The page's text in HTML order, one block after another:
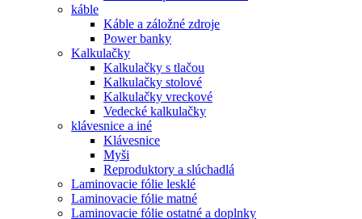
káble
Káble a záložné zdroje
Power banky
Kalkulačky
Kalkulačky s tlačou
Kalkulačky stolové
Kalkulačky vreckové
Vedecké kalkulačky
klávesnice a iné
Klávesnice
Myši
Reproduktory a slúchadlá
Laminovacie fólie lesklé
Laminovacie fólie matné
Laminovacie fólie ostatné a doplnky